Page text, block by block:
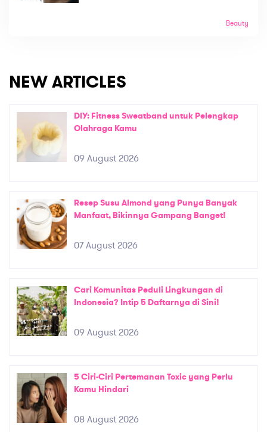
Beauty
NEW ARTICLES
DIY: Fitness Sweatband untuk Pelengkap
Olahraga Kamu
09 August 2026
Resep Susu Almond yang Punya Banyak
Manfaat, Bikinnya Gampang Banget!
07 August 2026
Cari Komunitas Peduli Lingkungan di
Indonesia? Intip 5 Daftarnya di Sini!
09 August 2026
5 Ciri-Ciri Pertemanan Toxic yang Perlu
Kamu Hindari
08 August 2026